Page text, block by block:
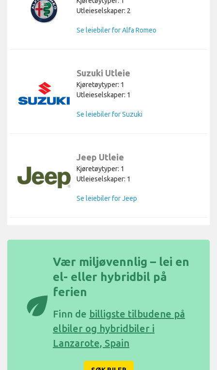
Utleieselskaper: 2
Se leiebiler for Alfa Romeo
Suzuki Utleie
Kjøretøytyper: 1
Utleieselskaper: 1
Se leiebiler for Suzuki
Jeep Utleie
Kjøretøytyper: 1
Utleieselskaper: 1
Se leiebiler for Jeep
eco
Vær miljøvennlig – lei en
el- eller hybridbil på
ferien
Finn de billigste tilbudene på
elbiler og hybridbiler i
Lanzarote, Spain